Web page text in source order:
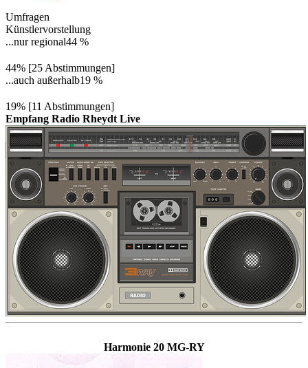
Umfragen
Künstlervorstellung
...nur regional44 %
44% [25 Abstimmungen]
...auch außerhalb19 %
19% [11 Abstimmungen]
Empfang Radio Rheydt Live
Harmonie 20 MG-RY